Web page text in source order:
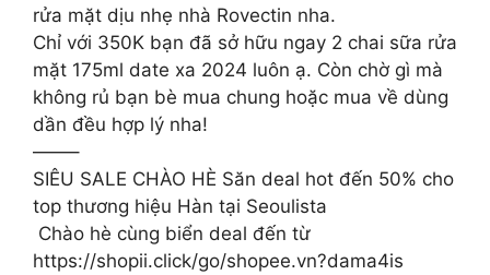
rửa mặt dịu nhẹ nhà Rovectin nha.
Chỉ với 350K bạn đã sở hữu ngay 2 chai sữa rửa
mặt 175ml date xa 2024 luôn ạ. Còn chờ gì mà
không rủ bạn bè mua chung hoặc mua về dùng
dần đều hợp lý nha!
——–
SIÊU SALE CHÀO HÈ Săn deal hot đến 50% cho
top thương hiệu Hàn tại Seoulista
️ Chào hè cùng biển deal đến từ
https://shopii.click/go/shopee.vn?dama4is